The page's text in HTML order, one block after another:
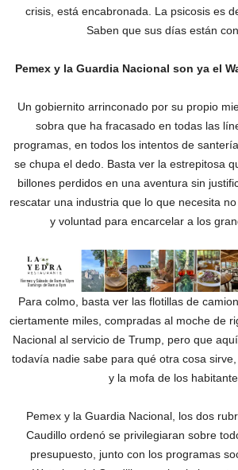
crisis, está encabronada. La psicosis es
‎Saben que sus días están
Pemex y la Guardia Nacional son ya el
Un gobiernito arrinconado por su propio
sobra que ha fracasado en todas las
programas, en todos los intentos de
se chupa el dedo. Basta ver la estrepitosa
billones perdidos en una aventura sin
rescatar una industria que lo que necesita
y voluntad para encarcelar a los
Para colmo, basta ver las flotillas de
ciertamente miles, compradas al moche de
Nacional al servicio de Trump, pero que
todavía nadie sabe para qué otra cosa
y la mofa de los
Pemex y la Guardia Nacional, los dos
Caudillo ordenó se privilegiaran sobre
presupuesto, junto con los programas